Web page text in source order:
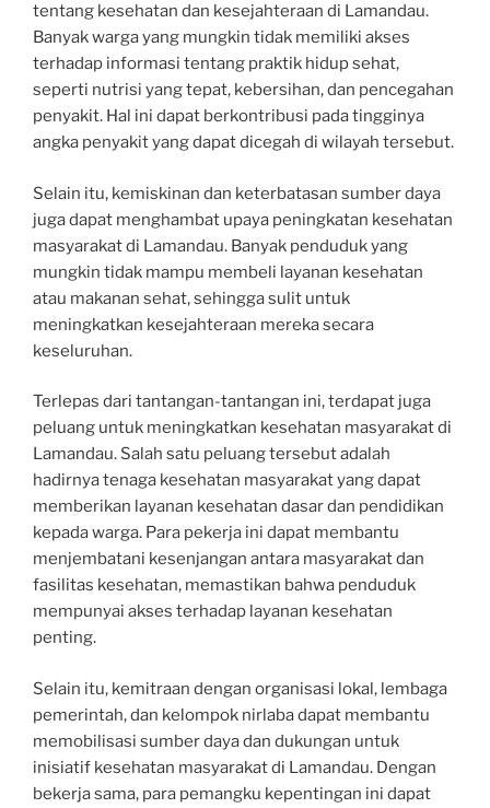
tentang kesehatan dan kesejahteraan di Lamandau.
Banyak warga yang mungkin tidak memiliki akses
terhadap informasi tentang praktik hidup sehat,
seperti nutrisi yang tepat, kebersihan, dan pencegahan
penyakit. Hal ini dapat berkontribusi pada tingginya
angka penyakit yang dapat dicegah di wilayah tersebut.
Selain itu, kemiskinan dan keterbatasan sumber daya
juga dapat menghambat upaya peningkatan kesehatan
masyarakat di Lamandau. Banyak penduduk yang
mungkin tidak mampu membeli layanan kesehatan
atau makanan sehat, sehingga sulit untuk
meningkatkan kesejahteraan mereka secara
keseluruhan.
Terlepas dari tantangan-tantangan ini, terdapat juga
peluang untuk meningkatkan kesehatan masyarakat di
Lamandau. Salah satu peluang tersebut adalah
hadirnya tenaga kesehatan masyarakat yang dapat
memberikan layanan kesehatan dasar dan pendidikan
kepada warga. Para pekerja ini dapat membantu
menjembatani kesenjangan antara masyarakat dan
fasilitas kesehatan, memastikan bahwa penduduk
mempunyai akses terhadap layanan kesehatan
penting.
Selain itu, kemitraan dengan organisasi lokal, lembaga
pemerintah, dan kelompok nirlaba dapat membantu
memobilisasi sumber daya dan dukungan untuk
inisiatif kesehatan masyarakat di Lamandau. Dengan
bekerja sama, para pemangku kepentingan ini dapat